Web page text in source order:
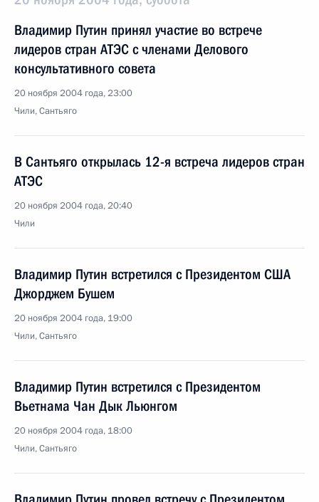
Владимир Путин принял участие во встрече
лидеров стран АТЭС с членами Делового
консультативного совета
20 ноября 2004 года, 23:00
Чили, Сантьяго
В Сантьяго открылась 12-я встреча лидеров стран
АТЭС
20 ноября 2004 года, 20:40
Чили
Владимир Путин встретился с Президентом США
Джорджем Бушем
20 ноября 2004 года, 19:00
Чили, Сантьяго
Владимир Путин встретился с Президентом
Вьетнама Чан Дык Льюнгом
20 ноября 2004 года, 18:00
Чили, Сантьяго